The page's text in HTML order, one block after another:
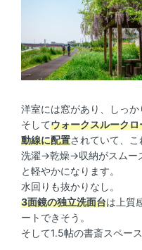
洋室には窓があり、しっか
そしてウォークスルーク
動線に配置されていて、こ
洗濯→乾燥→収納がスムー
と軽やかになります。
水回りも抜かりなし。
3面鏡の独立洗面台は上質
ートできそう。
そして1.5帖の書斎スペー